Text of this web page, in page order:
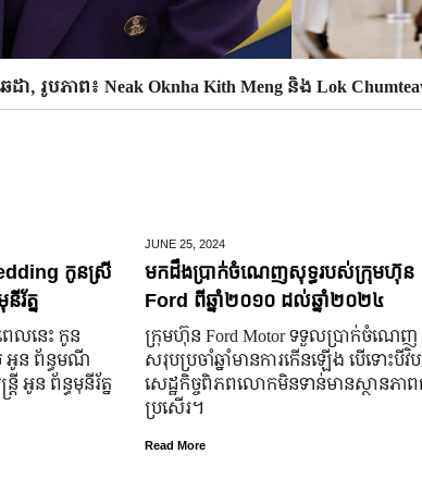
ដា, រូបភាព៖ Neak Oknha Kith Meng និង Lok
កូនស្រី
រ័ត្ន
េលនេះ កូន
អូន ព័ន្ធមណី
អូន ព័ន្ធមុនីរ័ត្ន
JUNE 25, 2024
មកដឹងប្រាក់ចំណេញសុទ្ធរបស់ក្រុមហ៊ុន
Ford ពីឆ្នាំ២០១០ ដល់ឆ្នាំ២០២៤
ក្រុមហ៊ុន Ford Motor ទទួលប្រាក់ចំណេញ
សរុបប្រចាំឆ្នាំមានការកើនឡើង បើទោះបីវិប
សេដ្ឋកិច្ចពិភពលោកមិនទាន់មានស្ថានភាព
ប្រសើរ។
Read More